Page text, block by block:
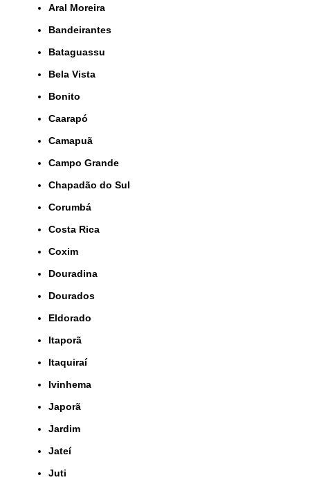
Aral Moreira
Bandeirantes
Bataguassu
Bela Vista
Bonito
Caarapó
Camapuã
Campo Grande
Chapadão do Sul
Corumbá
Costa Rica
Coxim
Douradina
Dourados
Eldorado
Itaporã
Itaquiraí
Ivinhema
Japorã
Jardim
Jateí
Juti